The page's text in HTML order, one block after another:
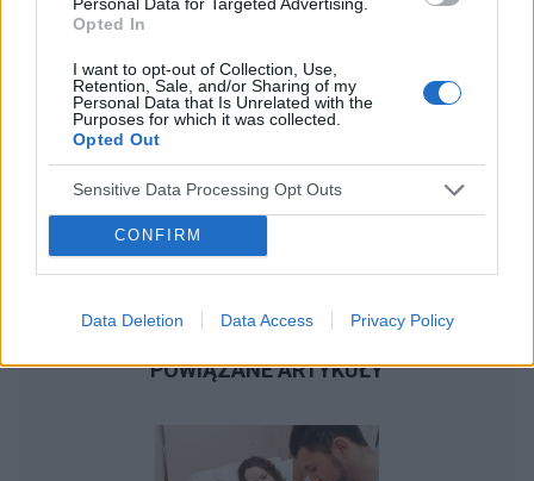
Opted In
I want to opt-out of Collection, Use,
Retention, Sale, and/or Sharing of my
Personal Data that Is Unrelated with the
Purposes for which it was collected.
Opted Out
Sensitive Data Processing Opt Outs
CONFIRM
Data Deletion Data Access Privacy Policy
POWIĄZANE ARTYKUŁY